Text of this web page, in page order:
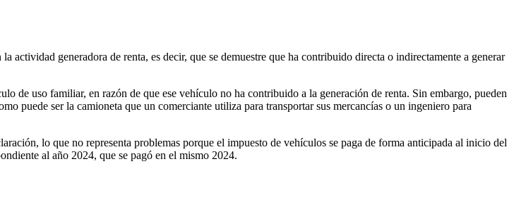
actividad generadora de renta, es decir, que se demuestre que ha contribuido directa o indirectamente a generar
de uso familiar, en razón de que ese vehículo no ha contribuido a la generación de renta. Sin embargo, pueden
puede ser la camioneta que un comerciante utiliza para transportar sus mercancías o un ingeniero para
lo que no representa problemas porque el impuesto de vehículos se paga de forma anticipada al inicio del
al año 2024, que se pagó en el mismo 2024.